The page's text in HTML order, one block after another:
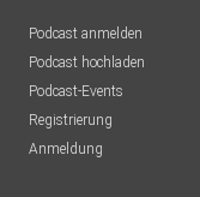
Podcast anmelden
Podcast hochladen
Podcast-Events
Registrierung
Anmeldung